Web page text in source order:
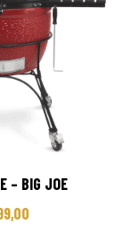
– BIG JOE